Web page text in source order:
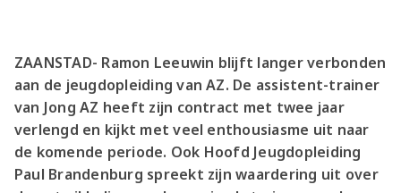
ZAANSTAD- Ramon Leeuwin blijft langer verbonden
aan de jeugdopleiding van AZ. De assistent-trainer
van Jong AZ heeft zijn contract met twee jaar
verlengd en kijkt met veel enthousiasme uit naar
de komende periode. Ook Hoofd Jeugdopleiding
Paul Brandenburg spreekt zijn waardering uit over